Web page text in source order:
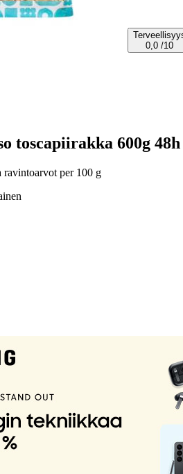
0,0 /10
toscapiirakka 600g 48h
per 100 g